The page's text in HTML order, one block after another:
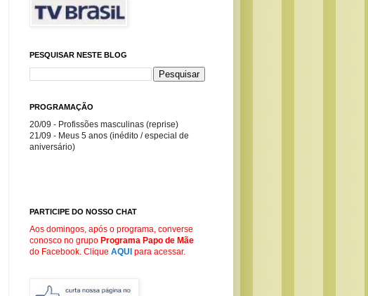
PESQUISAR NESTE BLOG
PROGRAMAÇÃO
20/09 - Profissões masculinas (reprise)
21/09 - Meus 5 anos (inédito / especial de
aniversário)
PARTICIPE DO NOSSO CHAT
Aos domingos, após o programa, converse
conosco no grupo Programa Papo de Mãe
do Facebook . Clique AQUI para acessar.